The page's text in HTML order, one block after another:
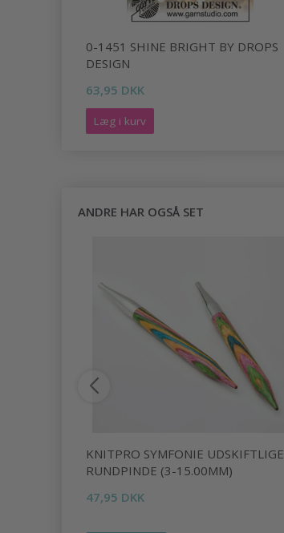
0-1451 SHINE BRIGHT BY DROPS
DESIGN
63,95 DKK
Læg i kurv
ANDRE HAR OGSÅ SET
KNITPRO SYMFONIE UDSKIFTLIGE
RUNDPINDE (3-15.00MM)
47,95 DKK